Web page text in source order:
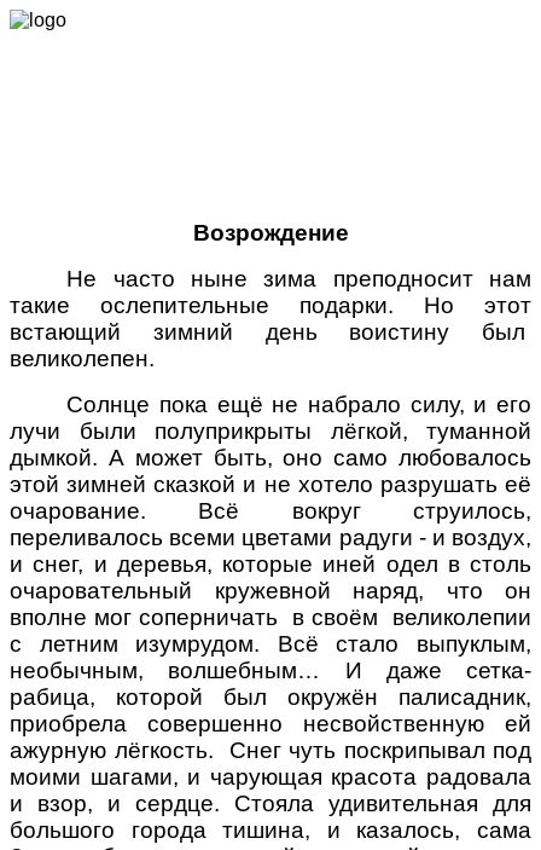
Возрождение
Не часто ныне зима преподносит нам
такие ослепительные подарки. Но этот
встающий зимний день воистину был
великолепен.
Солнце пока ещё не набрало силу, и его
лучи были полуприкрыты лёгкой, туманной
дымкой. А может быть, оно само любовалось
этой зимней сказкой и не хотело разрушать её
очарование. Всё вокруг струилось,
переливалось всеми цветами радуги - и воздух,
и снег, и деревья, которые иней одел в столь
очаровательный кружевной наряд, что он
вполне мог соперничать в своём великолепии
с летним изумрудом. Всё стало выпуклым,
необычным, волшебным… И даже сетка-
рабица, которой был окружён палисадник,
приобрела совершенно несвойственную ей
ажурную лёгкость. Снег чуть поскрипывал под
моими шагами, и чарующая красота радовала
и взор, и сердце. Стояла удивительная для
большого города тишина, и казалось, сама